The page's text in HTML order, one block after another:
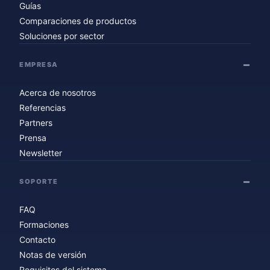
Guías
Comparaciones de productos
Soluciones por sector
EMPRESA
Acerca de nosotros
Referencias
Partners
Prensa
Newsletter
SOPORTE
FAQ
Formaciones
Contacto
Notas de versión